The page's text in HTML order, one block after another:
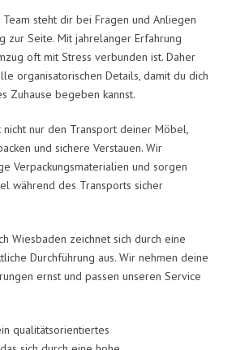
steht dir bei Fragen und Anliegen
zur Seite. Mit jahrelanger Erfahrung
oft mit Stress verbunden ist. Daher
organisatorischen Details, damit du dich
Zuhause begeben kannst.
nicht nur den Transport deiner Möbel,
und sichere Verstauen. Wir
Verpackungsmaterialien und sorgen
während des Transports sicher
Wiesbaden zeichnet sich durch eine
Durchführung aus. Wir nehmen deine
ernst und passen unseren Service
qualitätsorientiertes